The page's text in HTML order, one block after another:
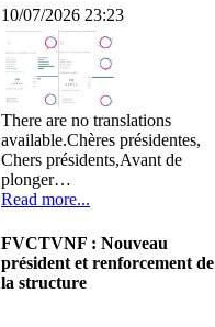
10/07/2026 23:23
There are no translations
available.Chères présidentes,
Chers présidents,Avant de
plonger…
Read more...
FVCTVNF : Nouveau
président et renforcement de
la structure